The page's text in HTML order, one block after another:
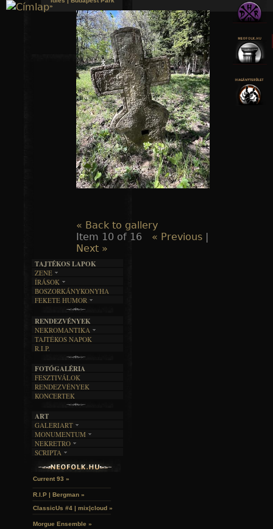
Jump to navigation
« Back to gallery
Item 10 of 16
« Previous
Next »
TAJTÉKOS LAPOK
ZENE
EGYÜTTESEK
INTERJÚK
FORDÍTÁSOK
DALSZÖVEGEK
ÍRÁSOK
IRODALOM
FILM
ÍRÁSTÖRTÉNET
BOSZORKÁNYKONYHA
FEKETE HUMOR
SZÖVEGES
RENDEZVÉNYEK
NEKROMANTIKA
AKTUÁLIS
A MÚLT
TAJTÉKOS NAPOK
R.I.P.
FOTÓGALÉRIA
FESZTIVÁLOK
RENDEZVÉNYEK
KONCERTEK
ART
GALERIART
ARTGALERI
KÉPREGÉNYEK
LAKÁSKULTS
MONUMENTUM
TEMETŐK
TEMPLOMOK
VÁRAK
HELYEK
NEKRETRO
SZUBKULT
FEKETE LYUK
RELIKVIÁK
SCRIPTA
NOVELLÁK
»
Current 93 »
R.I.P | Bergman »
ClassicUs #4 | mix|cloud »
Morgue Ensemble »